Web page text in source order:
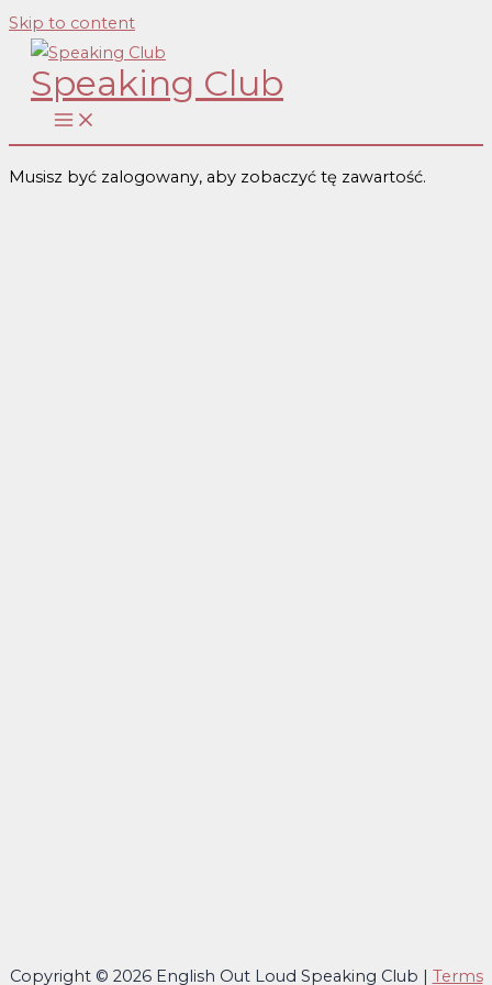
Skip to content
Speaking Club
Musisz być zalogowany, aby zobaczyć tę zawartość.
Copyright © 2026 English Out Loud Speaking Club | Terms